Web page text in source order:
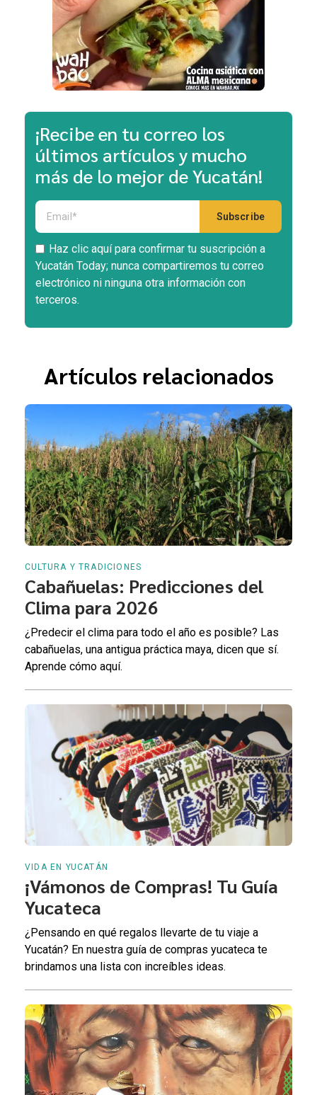
¡Recibe en tu correo los
últimos artículos y mucho
más de lo mejor de Yucatán!
Haz clic aquí para confirmar tu suscripción a
Yucatán Today; nunca compartiremos tu correo
electrónico ni ninguna otra información con
terceros.
Artículos relacionados
CULTURA Y TRADICIONES
Cabañuelas: Predicciones del
Clima para 2026
¿Predecir el clima para todo el año es posible? Las
cabañuelas, una antigua práctica maya, dicen que sí.
Aprende cómo aquí.
VIDA EN YUCATÁN
¡Vámonos de Compras! Tu Guía
Yucateca
¿Pensando en qué regalos llevarte de tu viaje a
Yucatán? En nuestra guía de compras yucateca te
brindamos una lista con increíbles ideas.